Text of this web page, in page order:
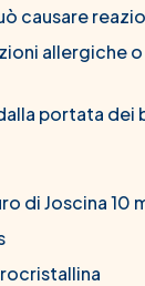
causare
allergiche
portata dei
di Joscina 10